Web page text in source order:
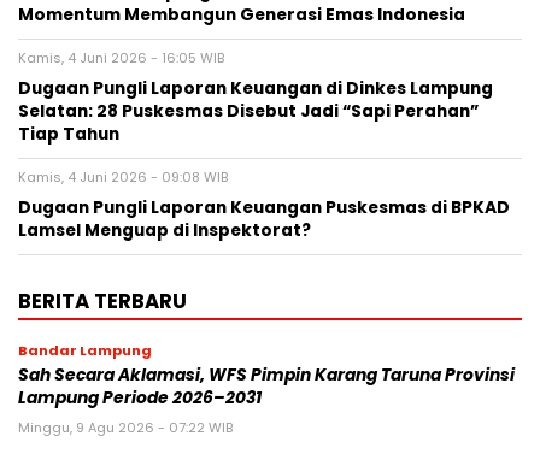
Momentum Membangun Generasi Emas Indonesia
Kamis, 4 Juni 2026 - 16:05 WIB
Dugaan Pungli Laporan Keuangan di Dinkes Lampung
Selatan: 28 Puskesmas Disebut Jadi “Sapi Perahan”
Tiap Tahun
Kamis, 4 Juni 2026 - 09:08 WIB
Dugaan Pungli Laporan Keuangan Puskesmas di BPKAD
Lamsel Menguap di Inspektorat?
BERITA TERBARU
Bandar Lampung
Sah Secara Aklamasi, WFS Pimpin Karang Taruna Provinsi
Lampung Periode 2026–2031
Minggu, 9 Agu 2026 - 07:22 WIB